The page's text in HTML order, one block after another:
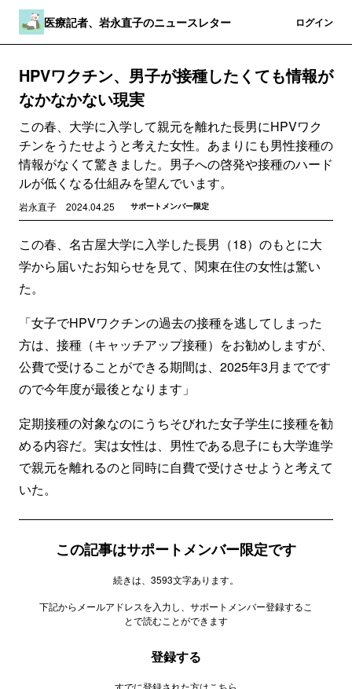
医療記者、岩永直子のニュースレター ログイン
HPVワクチン、男子が接種したくても情報が
なかなかない現実
この春、大学に入学して親元を離れた長男にHPVワク
チンをうたせようと考えた女性。あまりにも男性接種の
情報がなくて驚きました。男子への啓発や接種のハード
ルが低くなる仕組みを望んでいます。
岩永直子 2024.04.25 サポートメンバー限定
この春、名古屋大学に入学した長男（18）のもとに大
学から届いたお知らせを見て、関東在住の女性は驚い
た。
「女子でHPVワクチンの過去の接種を逃してしまった
方は、接種（キャッチアップ接種）をお勧めしますが、
公費で受けることができる期間は、2025年3月までです
ので今年度が最後となります」
定期接種の対象なのにうちそびれた女子学生に接種を勧
める内容だ。実は女性は、男性である息子にも大学進学
で親元を離れるのと同時に自費で受けさせようと考えて
いた。
この記事はサポートメンバー限定です
続きは、3593文字あります。
下記からメールアドレスを入力し、サポートメンバー登録するこ
とで読むことができます
登録する
すでに登録された方は こちら